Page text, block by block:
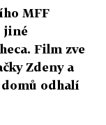
MFF
jiné
Film zve
Zdeny a
domů odhalí